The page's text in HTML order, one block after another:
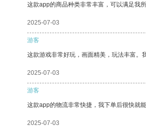
这款app的商品种类非常丰富，可以满足我所
2025-07-03
游客
这款游戏非常好玩，画面精美，玩法丰富。
2025-07-03
游客
这款app的物流非常快捷，我下单后很快就能
2025-07-03